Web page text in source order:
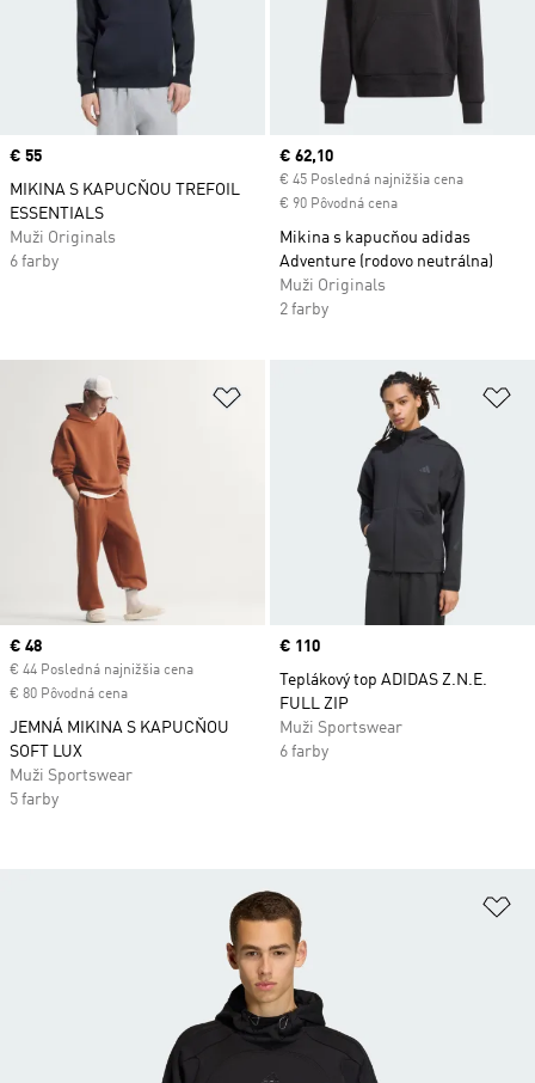
Price
€ 55
MIKINA S KAPUCŇOU TREFOIL
ESSENTIALS
Muži Originals
6 farby
Current price
€ 62,10
€ 45 Posledná najnižšia cena
€ 90 Pôvodná cena
Mikina s kapucňou adidas
Adventure (rodovo neutrálna)
Muži Originals
2 farby
Pridať do zoznamu želaných
Current price
€ 48
€ 44 Posledná najnižšia cena
€ 80 Pôvodná cena
JEMNÁ MIKINA S KAPUCŇOU
SOFT LUX
Muži Sportswear
5 farby
Price
€ 110
Teplákový top ADIDAS Z.N.E.
FULL ZIP
Muži Sportswear
6 farby